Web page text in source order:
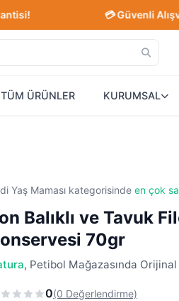
💳 Güvenli Alışveriş!
TÜM ÜRÜNLER KURUMSAL
Yaş Maması kategorisinde en çok
Balıklı ve Tavuk
70gr
, Petibol Mağazasında Orijinal
0(0 Değerlendirme)